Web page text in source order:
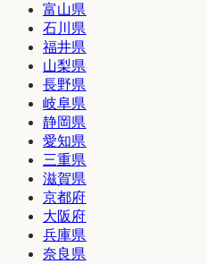
富山県
石川県
福井県
山梨県
長野県
岐阜県
静岡県
愛知県
三重県
滋賀県
京都府
大阪府
兵庫県
奈良県